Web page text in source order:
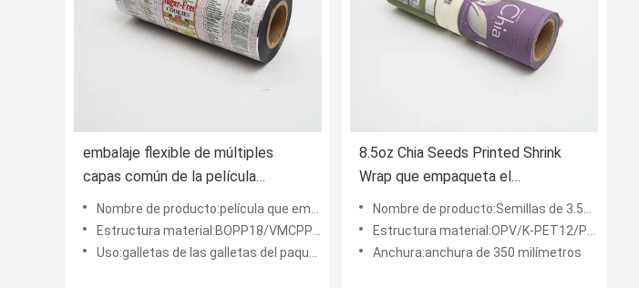
embalaje flexible de múltiples
capas común de la película
BOPP18 del acondicionamiento de
los alimentos del rollo de 380m m
Nombre de producto:película que embala plástica impresa para las galletas
Estructura material:BOPP18/VMCPP40
Uso:galletas de las galletas del paquete
8.5oz Chia Seeds Printed Shrink
Wrap que empaqueta el
acondicionamiento de los alimentos
antimicrobiano flexible de las
películas
Nombre de producto:Semillas de 3.5OZ Chia que embalan la película
Estructura material:OPV/K-PET12/PE100 mates
Anchura:anchura de 350 milímetros